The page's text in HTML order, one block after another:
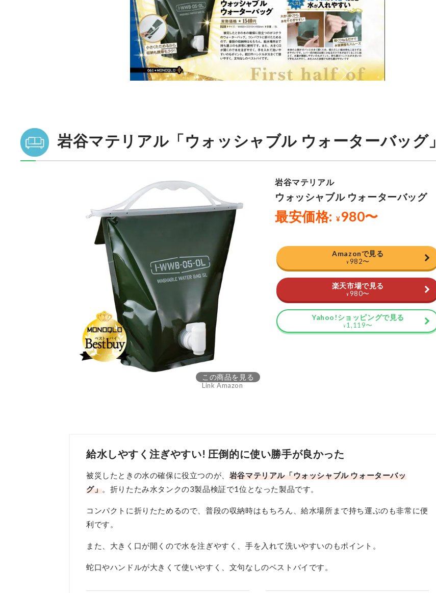
岩谷マテリアル「ウォッシャブル ウォーターバッグ」
この商品を見る
Link Amazon
Amazonで見る
¥ 982〜
楽天市場で見る
¥ 980〜
Yahoo!ショッピングで見る
¥ 1,119〜
給水しやすく注ぎやすい! 圧倒的に使い勝手が良かった
被災したときの水の確保に役立つのが、 岩谷マテリアル「ウォッシャブル ウォーターバッ
グ」。折りたたみ水タンクの3製品検証で1位となった製品です。
コンパクトに折りたためるので、普段の収納時はもちろん、給水場所まで持ち運ぶのも非常に便
利です。
また、大きく口が開くので水を注ぎやすく、手を入れて洗いやすいのもポイント。
蛇口やハンドルが大きくて使いやすく、文句なしのベストバイです。